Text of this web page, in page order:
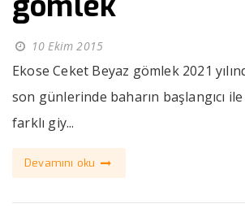
10 Ekim 2015
Ekose Ceket Beyaz gömlek 2021
son günlerinde baharın başlangıcı
farklı giy...
Devamını oku